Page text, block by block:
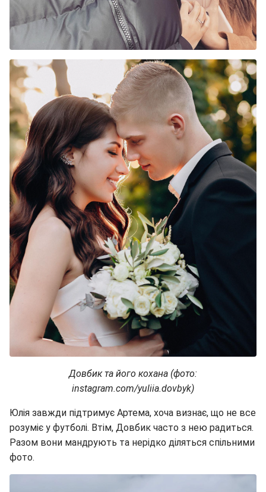
Довбик та його кохана (фото:
instagram.com/yuliia.dovbyk)
Юлія завжди підтримує Артема, хоча визнає, що не все
розуміє у футболі. Втім, Довбик часто з нею радиться.
Разом вони мандрують та нерідко діляться спільними
фото.